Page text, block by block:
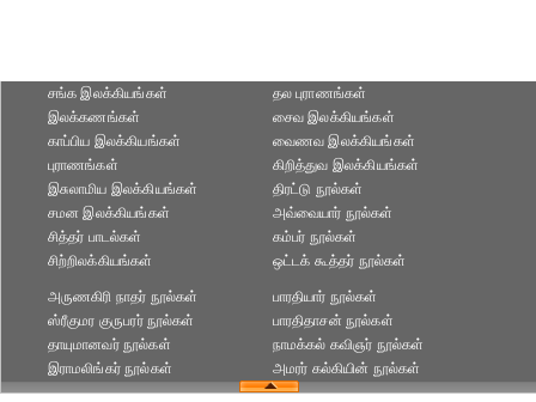
சங்க இலக்கியங்கள்
இலக்கணங்கள்
காப்பிய இலக்கியங்கள்
புராணங்கள்
தல புராணங்கள்
சைவ இலக்கியங்கள்
வைணவ இலக்கியங்கள்
கிறித்துவ இலக்கியங்கள்
இசுலாமிய இலக்கியங்கள்
சமன இலக்கியங்கள்
சித்தர் பாடல்கள்
சிற்றிலக்கியங்கள்
திரட்டு நூல்கள்
அவ்வையார் நூல்கள்
கம்பர் நூல்கள்
ஒட்டக் கூத்தர் நூல்கள்
அருணகிரி நாதர் நூல்கள்
ஸ்ரீகுமர குருபரர் நூல்கள்
தாயுமானவர் நூல்கள்
இராமலிங்கர் நூல்கள்
பாரதியார் நூல்கள்
பாரதிதாசன் நூல்கள்
நாமக்கல் கவிஞர் நூல்கள்
அமரர் கல்கியின் நூல்கள்